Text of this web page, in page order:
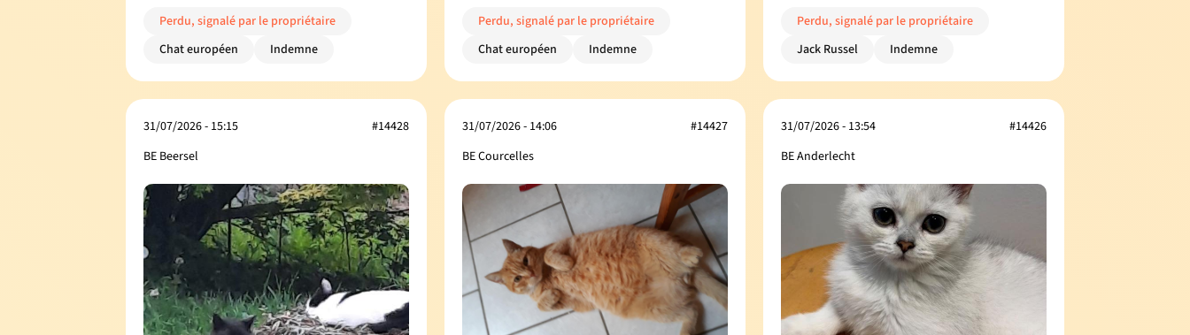
Perdu, signalé par le propriétaire
Chat européen
Indemne
Perdu, signalé par le propriétaire
Chat européen
Indemne
Perdu, signalé par le propriétaire
Jack Russel
Indemne
31/07/2026 - 15:15
BE Beersel
#14428
31/07/2026 - 14:06
BE Courcelles
#14427
31/07/2026 - 13:54
BE Anderlecht
#14426